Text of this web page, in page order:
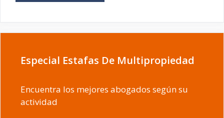
Especial Estafas De Multipropiedad
Encuentra los mejores abogados según su
actividad